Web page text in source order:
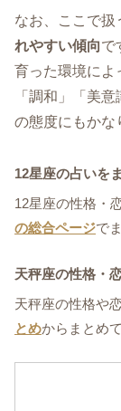
なお、ここで扱
れやすい傾向で
育った環境によ
「調和」「美
の態度にもかな
12星座の占いを
12星座の性格・
の総合ページで
天秤座の性格・
天秤座の性格や
とめからまとめ